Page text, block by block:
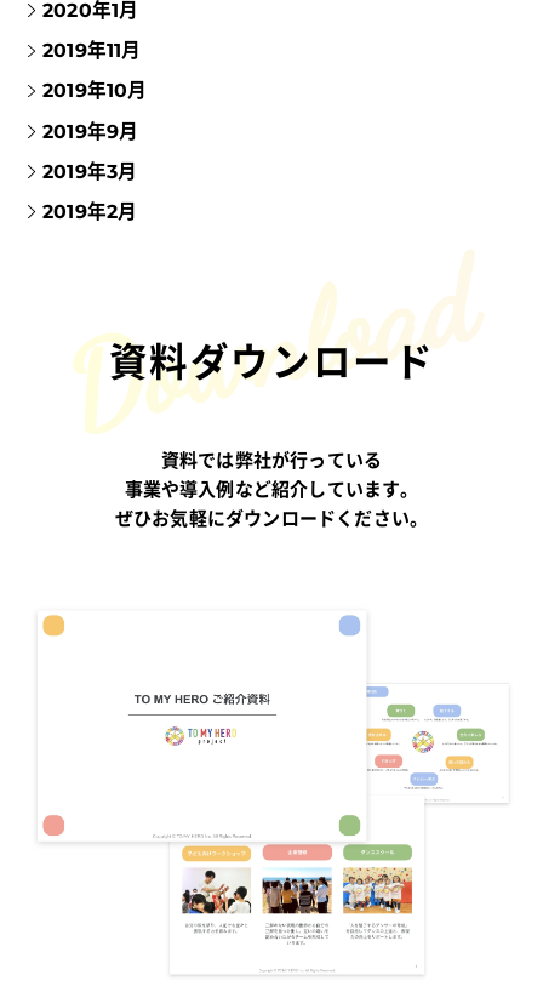
2020年1月
2019年11月
2019年10月
2019年9月
2019年3月
2019年2月
資料ダウンロード
資料では弊社が行っている
事業や導入例など紹介しています。
ぜひお気軽にダウンロードください。